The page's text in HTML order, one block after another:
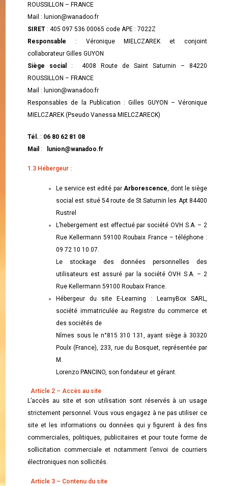
ROUSSILLON – FRANCE
Mail : lunion@wanadoo.fr
SIRET : 405 097 536 00065 code APE : 7022Z
Responsable : Véronique MIELCZAREK et conjoint
collaborateur Gilles GUYON
Siège social
: 4008 Route de Saint Saturnin – 84220
ROUSSILLON – FRANCE
Mail : lunion@wanadoo.fr
Responsables de la Publication : Gilles GUYON – Véronique
MIELCZAREK (Pseudo Vanessa MIELCZARECK)
Tél. : 06 80 62 81 08
Mail : lunion@wanadoo.fr
1.3 Hébergeur :
Le service est edité par Arborescence, dont le siège
social est situé 54 route de St Saturnin les Apt 84400
Rustrel
L’hebergement est effectué par société OVH S.A. – 2
Rue Kellermann 59100 Roubaix France – téléphone :
09 72 10 10 07.
Le stockage des données personnelles des
utilisateurs est assuré par la société OVH S.A. – 2
Rue Kellermann 59100 Roubaix France.
Hébergeur du site E-Learning : LearnyBox SARL,
société immatriculée au Registre du commerce et
des sociétés de
Nîmes sous le n°815 310 131, ayant siège à 30320
Poulx (France), 233, rue du Bosquet, représentée par
M.
Lorenzo PANCINO, son fondateur et gérant.
Article 2 – Accès au site
L’accès au site et son utilisation sont réservés à un usage
strictement personnel. Vous vous engagez à ne pas utiliser ce
site et les informations ou données qui y figurent à des fins
commerciales, politiques, publicitaires et pour toute forme de
sollicitation commerciale et notamment l’envoi de courriers
électroniques non sollicités.
Article 3 – Contenu du site